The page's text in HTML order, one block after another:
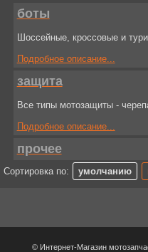
боты
Шоссейные, кроссовые и
Подробное описание...
защита
Все типы мотозащиты -
Подробное описание...
прочее
Сортировка по: умолчанию
© Интернет-Магазин